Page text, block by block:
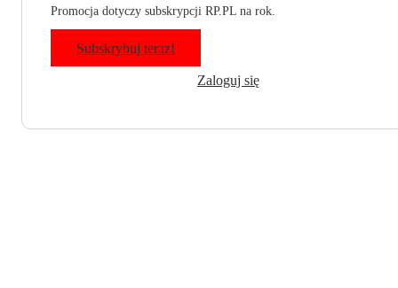
Promocja dotyczy subskrypcji RP.PL na rok.
Subskrybuj teraz!
Zaloguj się